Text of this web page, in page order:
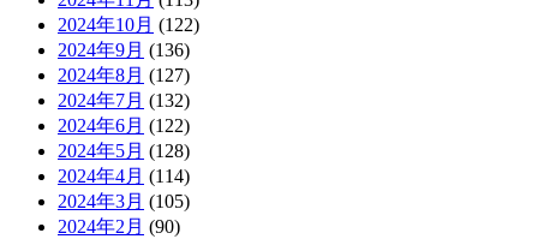
2024年10月 (122)
2024年9月 (136)
2024年8月 (127)
2024年7月 (132)
2024年6月 (122)
2024年5月 (128)
2024年4月 (114)
2024年3月 (105)
2024年2月 (90)